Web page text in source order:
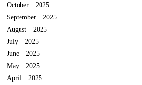
October 2025
September 2025
August 2025
July 2025
June 2025
May 2025
April 2025